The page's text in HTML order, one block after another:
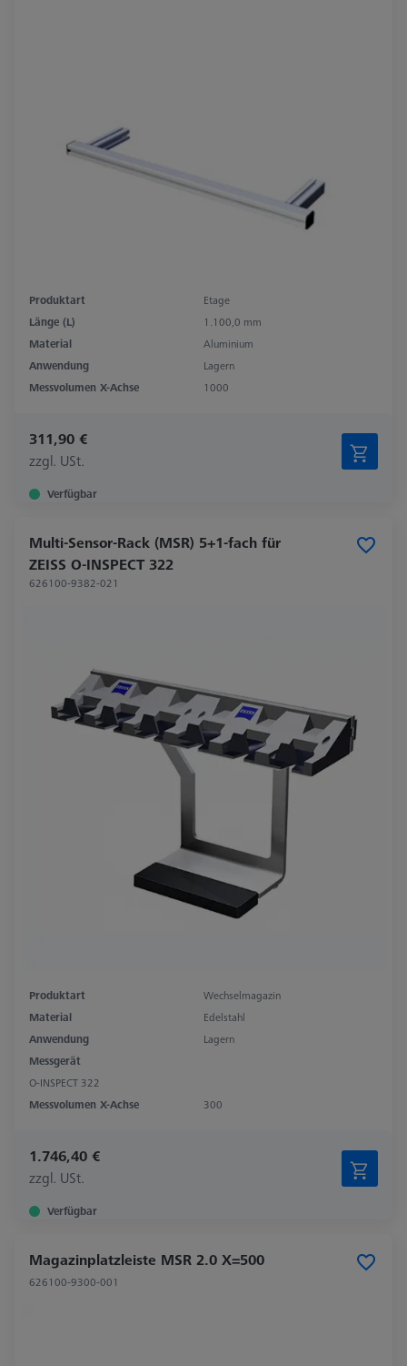
Produktart
Etage
Länge (L)
1.100,0 mm
Material
Aluminium
Anwendung
Lagern
Messvolumen X-Achse
1000
311,90 €
zzgl. USt.
Verfügbar
Multi-Sensor-Rack (MSR) 5+1-fach für
ZEISS O-INSPECT 322
626100-9382-021
Produktart
Wechselmagazin
Material
Edelstahl
Anwendung
Lagern
Messgerät
O-INSPECT 322
Messvolumen X-Achse
300
1.746,40 €
zzgl. USt.
Verfügbar
Magazinplatzleiste MSR 2.0 X=500
626100-9300-001